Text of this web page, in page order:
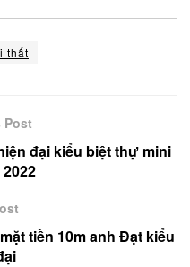
thất
Post
đại kiểu biệt thự mini
tiền 10m anh Đạt kiểu